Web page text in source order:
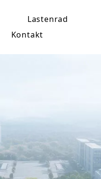
Lastenrad
Kontakt